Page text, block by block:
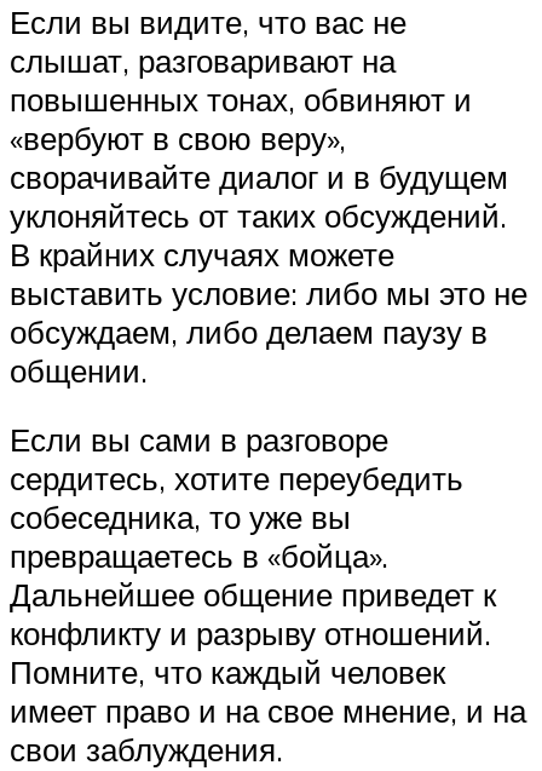
Если вы видите, что вас не
слышат, разговаривают на
повышенных тонах, обвиняют и
«вербуют в свою веру»,
сворачивайте диалог и в будущем
уклоняйтесь от таких обсуждений.
В крайних случаях можете
выставить условие: либо мы это не
обсуждаем, либо делаем паузу в
общении.
Если вы сами в разговоре
сердитесь, хотите переубедить
собеседника, то уже вы
превращаетесь в «бойца».
Дальнейшее общение приведет к
конфликту и разрыву отношений.
Помните, что каждый человек
имеет право и на свое мнение, и на
свои заблуждения.